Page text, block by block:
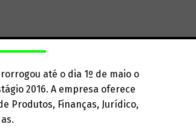
até o dia 1º de maio o
2016. A empresa oferece
Produtos, Finanças, Jurídico,